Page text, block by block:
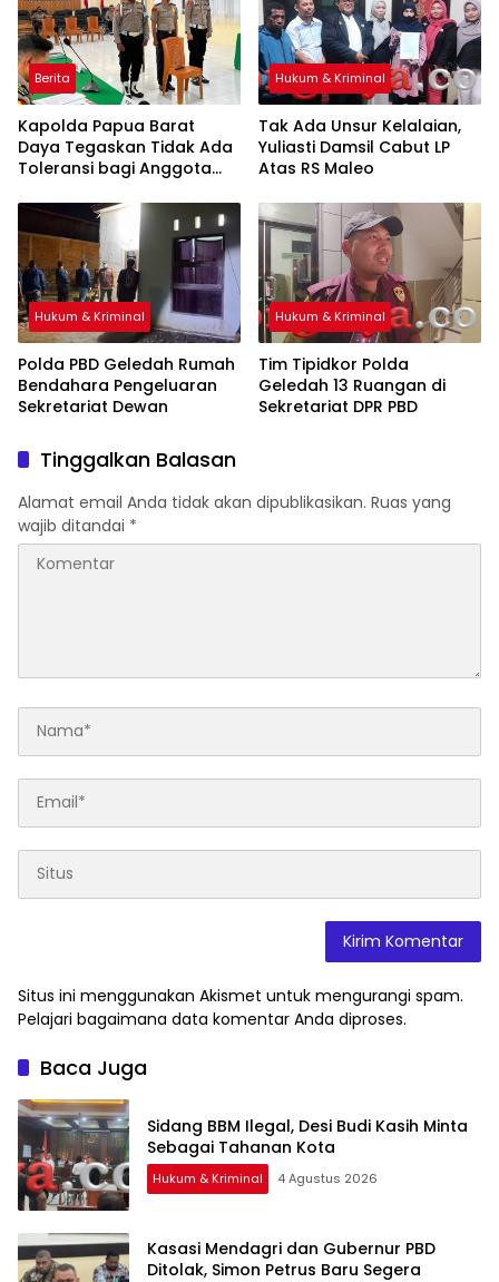
Berita
Kapolda Papua Barat
Daya Tegaskan Tidak Ada
Toleransi bagi Anggota
Hukum & Kriminal
Tak Ada Unsur Kelalaian,
Yuliasti Damsil Cabut LP
Atas RS Maleo
Hukum & Kriminal
Polda PBD Geledah Rumah
Bendahara Pengeluaran
Sekretariat Dewan
Hukum & Kriminal
Tim Tipidkor Polda
Geledah 13 Ruangan di
Sekretariat DPR PBD
Tinggalkan Balasan
Alamat email Anda tidak akan dipublikasikan. Ruas yang
wajib ditandai *
Situs ini menggunakan Akismet untuk mengurangi spam.
Pelajari bagaimana data komentar Anda diproses.
Baca Juga
Sidang BBM Ilegal, Desi Budi Kasih Minta
Sebagai Tahanan Kota
Hukum & Kriminal 4 Agustus 2026
Kasasi Mendagri dan Gubernur PBD
Ditolak, Simon Petrus Baru Segera